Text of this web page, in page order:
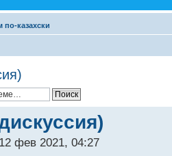
по-казахски
фев 2021, 04:27